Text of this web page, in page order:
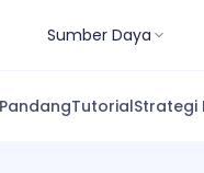
Sumber Daya
TutorialStrategi